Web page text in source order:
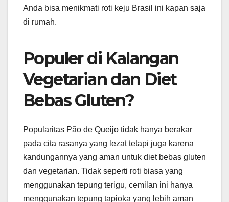
Anda bisa menikmati roti keju Brasil ini kapan saja
di rumah.
Populer di Kalangan
Vegetarian dan Diet
Bebas Gluten?
Popularitas Pão de Queijo tidak hanya berakar
pada cita rasanya yang lezat tetapi juga karena
kandungannya yang aman untuk diet bebas gluten
dan vegetarian. Tidak seperti roti biasa yang
menggunakan tepung terigu, cemilan ini hanya
menggunakan tepung tapioka yang lebih aman